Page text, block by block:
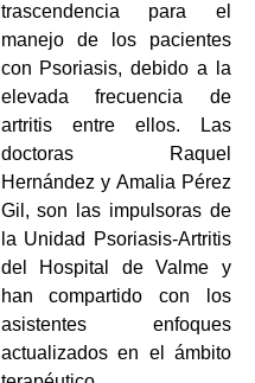
trascendencia para el
manejo de los pacientes
con Psoriasis, debido a la
elevada frecuencia de
artritis entre ellos. Las
doctoras Raquel
Hernández y Amalia Pérez
Gil, son las impulsoras de
la Unidad Psoriasis-Artritis
del Hospital de Valme y
han compartido con los
asistentes enfoques
actualizados en el ámbito